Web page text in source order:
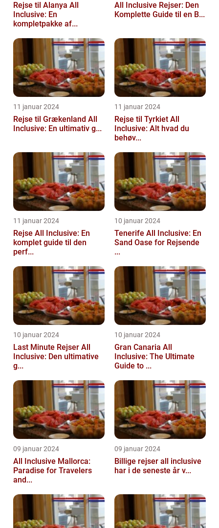
Rejse til Alanya All
Inclusive: En
kompletpakke af...
All Inclusive Rejser: Den
Komplette Guide til en B...
11 januar 2024
Rejse til Grækenland All
Inclusive: En ultimativ g...
11 januar 2024
Rejse til Tyrkiet All
Inclusive: Alt hvad du
behøv...
11 januar 2024
Rejse All Inclusive: En
komplet guide til den
perf...
10 januar 2024
Tenerife All Inclusive: En
Sand Oase for Rejsende
...
10 januar 2024
Last Minute Rejser All
Inclusive: Den ultimative
g...
10 januar 2024
Gran Canaria All
Inclusive: The Ultimate
Guide to ...
09 januar 2024
All Inclusive Mallorca:
Paradise for Travelers
and...
09 januar 2024
Billige rejser all inclusive
har i de seneste år v...